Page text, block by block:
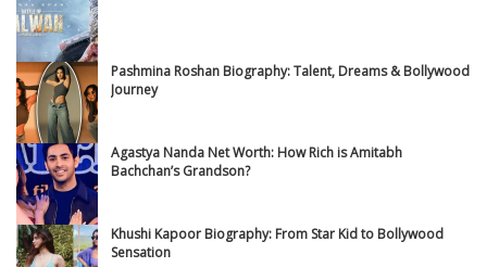
Pashmina Roshan Biography: Talent, Dreams & Bollywood
Journey
Agastya Nanda Net Worth: How Rich is Amitabh
Bachchan’s Grandson?
Khushi Kapoor Biography: From Star Kid to Bollywood
Sensation